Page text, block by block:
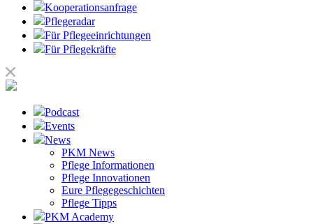
Kooperationsanfrage
Pflegeradar
Für Pflegeeinrichtungen
Für Pflegekräfte
Podcast
Events
News
PKM News
Pflege Informationen
Pflege Innovationen
Eure Pflegegeschichten
Pflege Tipps
PKM Academy